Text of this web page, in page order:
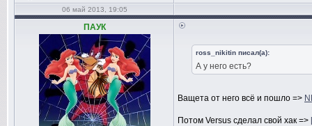
06 май 2013, 19:05
ПАУК
ross_nikitin писал(а):
А у него есть?
Ващета от него всё и пошло =>
Потом Versus сделал свой хак =>